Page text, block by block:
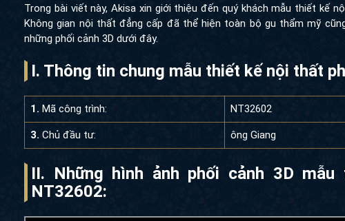
Trong bài viết này, Akisa xin giới thiệu đến quý khách mẫu thiết kế
Không gian nội thất đẳng cấp đã thể hiện toàn bộ gu thẩm mỹ
những phối cảnh 3D dưới đây.
I. Thông tin chung mẫu thiết kế nội thất
1. Mã công trình: NT32602
3. Chủ đầu tư: ông Giang
II. Những hình ảnh phối cảnh 3D
NT32602: